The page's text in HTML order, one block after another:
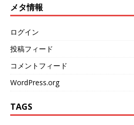
メタ情報
ログイン
投稿フィード
コメントフィード
WordPress.org
TAGS